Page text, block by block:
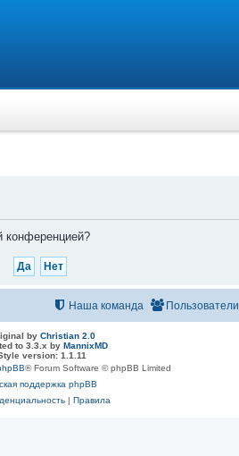
конференцией?
Пользователи
Наша команда
by Christian 2.0
to 3.3.x by MannixMD
version: 1.1.11
® Forum Software © phpBB Limited
поддержка phpBB
| Правила